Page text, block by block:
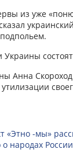
из уже
Анна
«Этно -мы»
народах России